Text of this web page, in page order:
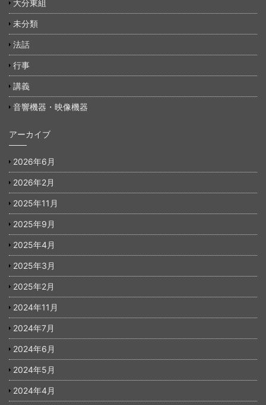
大分東組
未分類
法話
行事
講義
音響機器・映像機器
アーカイブ
2026年6月
2026年2月
2025年11月
2025年9月
2025年4月
2025年3月
2025年2月
2024年11月
2024年7月
2024年6月
2024年5月
2024年4月